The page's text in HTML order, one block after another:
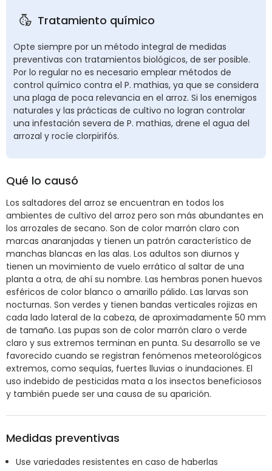
Tratamiento químico
Opte siempre por un método integral de medidas
preventivas con tratamientos biológicos, de ser posible.
Por lo regular no es necesario emplear métodos de
control químico contra el P. mathias, ya que se considera
una plaga de poca relevancia en el arroz. Si los enemigos
naturales y las prácticas de cultivo no logran controlar
una infestación severa de P. mathias, drene el agua del
arrozal y rocíe clorpirifós.
Qué lo causó
Los saltadores del arroz se encuentran en todos los
ambientes de cultivo del arroz pero son más abundantes en
los arrozales de secano. Son de color marrón claro con
marcas anaranjadas y tienen un patrón característico de
manchas blancas en las alas. Los adultos son diurnos y
tienen un movimiento de vuelo errático al saltar de una
planta a otra, de ahí su nombre. Las hembras ponen huevos
esféricos de color blanco o amarillo pálido. Las larvas son
nocturnas. Son verdes y tienen bandas verticales rojizas en
cada lado lateral de la cabeza, de aproximadamente 50 mm
de tamaño. Las pupas son de color marrón claro o verde
claro y sus extremos terminan en punta. Su desarrollo se ve
favorecido cuando se registran fenómenos meteorológicos
extremos, como sequías, fuertes lluvias o inundaciones. El
uso indebido de pesticidas mata a los insectos beneficiosos
y también puede ser una causa de su aparición.
Medidas preventivas
Use variedades resistentes en caso de haberlas